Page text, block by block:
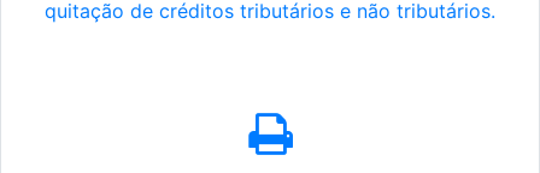
quitação de créditos tributários e não tributários.